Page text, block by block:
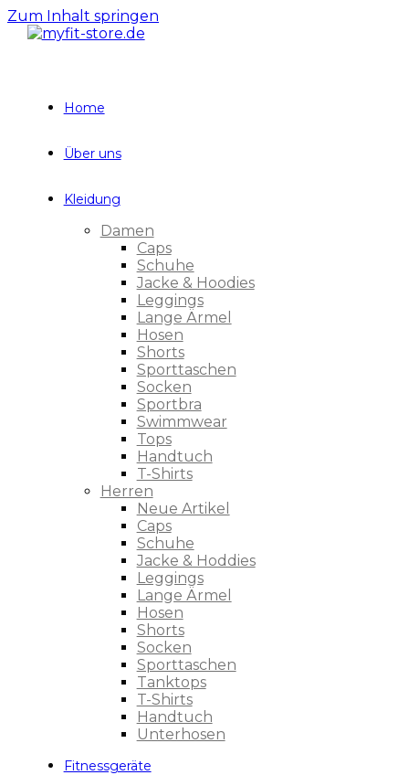
Zum Inhalt springen
Home
Über uns
Kleidung
Damen
Caps
Schuhe
Jacke & Hoodies
Leggings
Lange Ärmel
Hosen
Shorts
Sporttaschen
Socken
Sportbra
Swimmwear
Tops
Handtuch
T-Shirts
Herren
Neue Artikel
Caps
Schuhe
Jacke & Hoddies
Leggings
Lange Ärmel
Hosen
Shorts
Socken
Sporttaschen
Tanktops
T-Shirts
Handtuch
Unterhosen
Fitnessgeräte